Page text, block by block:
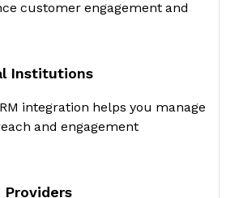
customer engagement and
Institutions
integration helps you manage
and engagement
Providers